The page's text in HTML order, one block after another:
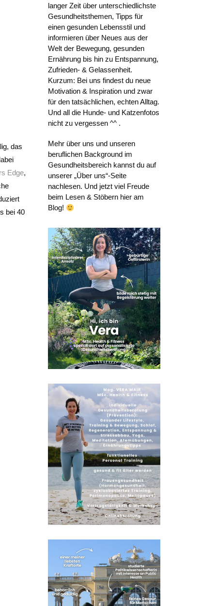
das
Edge,
bei 40
langer Zeit über unterschiedlichste
Gesundheitsthemen, Tipps für
einen gesunden Lebensstil und
informieren über Neues aus der
Welt der Bewegung, gesunden
Ernährung bis hin zu Entspannung,
Zufrieden- & Gelassenheit.
Kurzum: Bei uns findest du neue
Motivation & Inspiration und zwar
für den tatsächlichen, echten Alltag.
Und all die Hunde- und Katzenfotos
nicht zu vergessen ^^ .
Mehr über uns und unseren
beruflichen Background im
Gesundheitsbereich kannst du auf
unserer „Über uns“-Seite
nachlesen. Und jetzt viel Freude
beim Lesen & Stöbern hier am
Blog!